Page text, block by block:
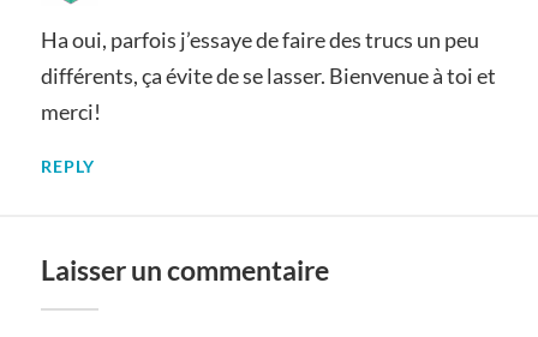
Ha oui, parfois j’essaye de faire des trucs un peu
différents, ça évite de se lasser. Bienvenue à toi et
merci!
REPLY
Laisser un commentaire